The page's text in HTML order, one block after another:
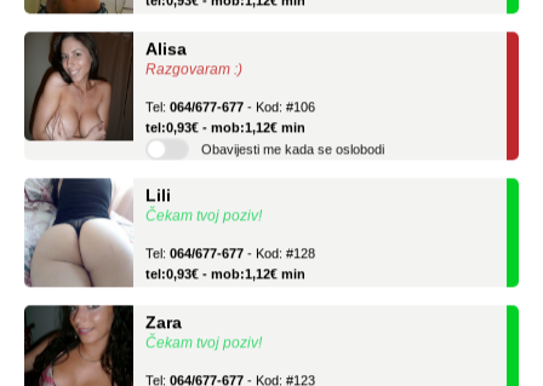
Razgovaram :)
tel:0,93€ - mob:1,12€ min
Obavijesti me kada se oslobodi
Čekam tvoj poziv!
tel:0,93€ - mob:1,12€ min
Čekam tvoj poziv!